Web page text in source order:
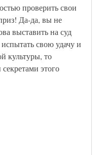
проверить свои
Да-да, вы не
выставить на суд
свою удачу и
культуры, то
этого